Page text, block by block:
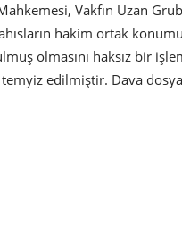
Vakfın Uzan
hakim ortak
olmasını haksız bir
edilmiştir. Dava